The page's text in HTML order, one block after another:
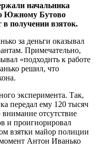
начальника
Южному Бутово
получении взяток.
за деньги оказывал
Примечательно,
«подходить к работе
решил, что
эксперимента. Так,
передал ему 120 тысяч
отсутствие
и проигнорировал
взятки майор полиции
Антон Иванько